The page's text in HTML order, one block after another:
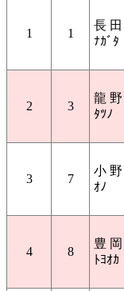
1 1
長 田
ﾅｶﾞﾀ
2 3
龍 野
ﾀﾂﾉ
3 7
小 野
ｵﾉ
4 8
豊 岡
ﾄﾖｵｶ